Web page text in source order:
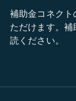
補助金コネク
ただけます。
読ください。